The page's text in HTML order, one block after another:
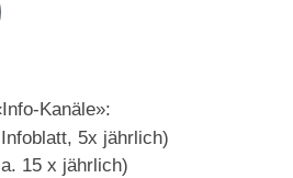
Kanäle»:
5x jährlich)
15 x jährlich)